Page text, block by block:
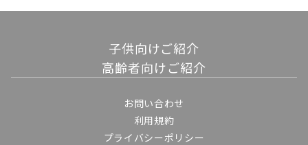
子供向けご紹介
高齢者向けご紹介
お問い合わせ
利用規約
プライバシーポリシー